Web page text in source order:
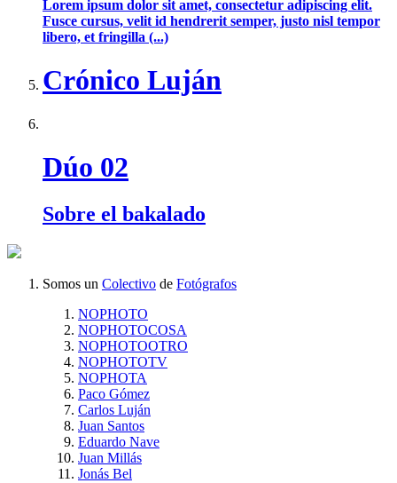
Lorem ipsum dolor sit amet, consectetur adipiscing elit.
Fusce cursus, velit id hendrerit semper, justo nisl tempor
libero, et fringilla (...)
Crónico Luján
Dúo 02
Sobre el bakalado
Somos un Colectivo de Fotógrafos
NOPHOTO
NOPHOTOCOSA
NOPHOTOOTRO
NOPHOTOTV
NOPHOTA
Paco Gómez
Carlos Luján
Juan Santos
Eduardo Nave
Juan Millás
Jonás Bel